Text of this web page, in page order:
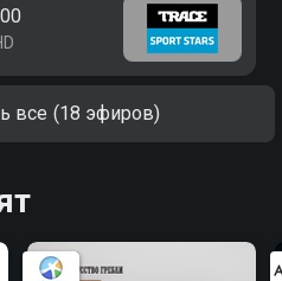
все (18 эфиров)